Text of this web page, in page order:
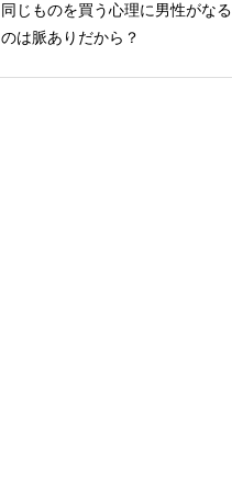
同じものを買う心理に男性がなる
のは脈ありだから？